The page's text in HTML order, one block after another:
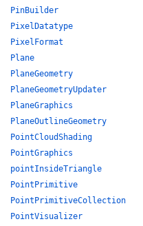
PinBuilder
PixelDatatype
PixelFormat
Plane
PlaneGeometry
PlaneGeometryUpdater
PlaneGraphics
PlaneOutlineGeometry
PointCloudShading
PointGraphics
pointInsideTriangle
PointPrimitive
PointPrimitiveCollection
PointVisualizer